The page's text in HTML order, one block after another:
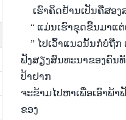
ເຮົາຄິດຢ້ານເປັນຄືສອງ
“ ແມ່ນເຮົາຂຸດຂື້ນມາແຕ່
” ໄປເວົ້າແນວນັ້ນກໍບໍ່ຖືກ
ຟັງສຽງສົນທະນາຂອງຄົນ
ປ້າຢາກ
ຈະຂ້າມໄປຫາເພື່ອເອົາພ້າ
ຂອງ